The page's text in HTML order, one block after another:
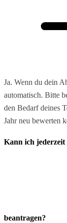
Ja. Wenn du dein
automatisch. Bitte
den Bedarf deines
Jahr neu bewerten
Kann ich
beantragen?